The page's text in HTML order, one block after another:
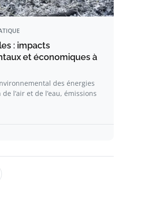
: impacts
et économiques à
des énergies
l’air et de l’eau, émissions